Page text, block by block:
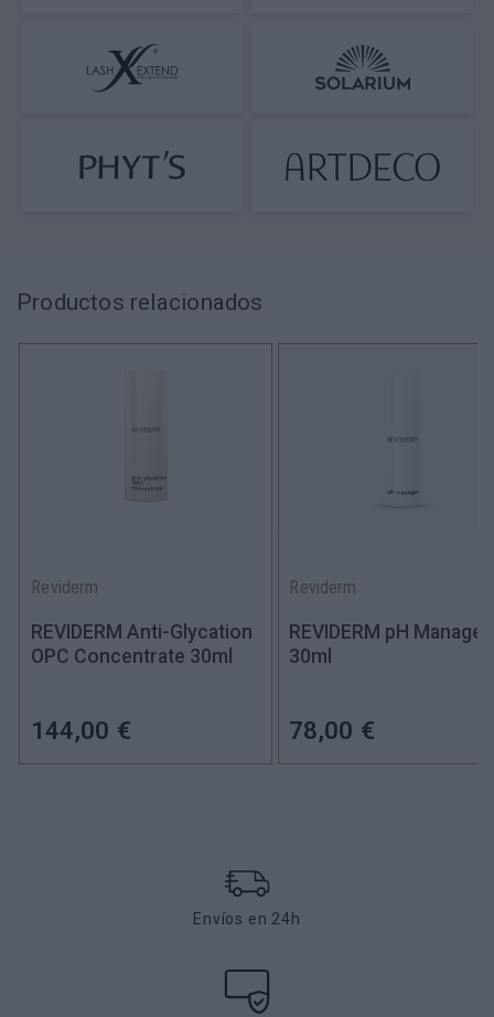
Productos relacionados
Reviderm
REVIDERM Anti-Glycation
OPC Concentrate 30ml
Reviderm
REVIDERM pH Manager
30ml
Envíos en 24h